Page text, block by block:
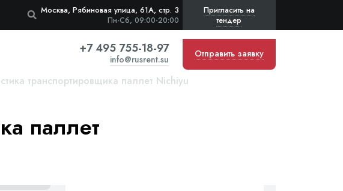
Москва, Рябиновая улица, 61А, стр. 3
Пн-Сб, 09:00-20:00
Пригласить на
тендер
+7 495 755-18-97
info@rusrent.su Отправить заявку
транспортировщика паллет Nichiyu
паллет